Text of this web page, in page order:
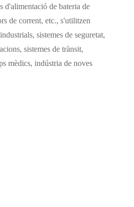
de bateria de
de corrent, etc., s'utilitzen
sistemes de seguretat,
sistemes de trànsit,
mèdics, indústria de noves